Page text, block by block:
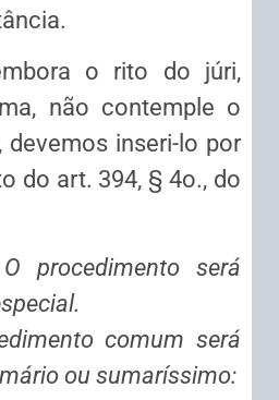
o rito do júri,
não contemple o
devemos inseri-lo por
do art. 394, § 4o., do
procedimento será
especial.
comum será
ou sumaríssimo: